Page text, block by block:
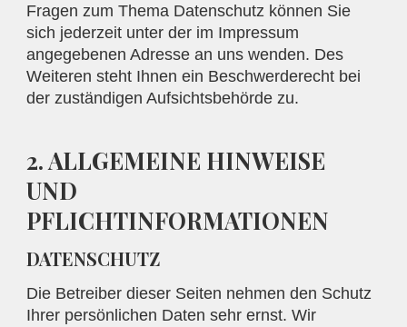
Fragen zum Thema Datenschutz können Sie
sich jederzeit unter der im Impressum
angegebenen Adresse an uns wenden. Des
Weiteren steht Ihnen ein Beschwerderecht bei
der zuständigen Aufsichtsbehörde zu.
2. ALLGEMEINE HINWEISE
UND
PFLICHTINFORMATIONEN
DATENSCHUTZ
Die Betreiber dieser Seiten nehmen den Schutz
Ihrer persönlichen Daten sehr ernst. Wir